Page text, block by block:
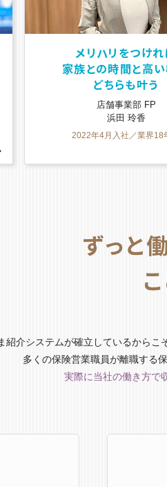
人生を変えたいな
思い切って
飛び込んできて欲
西日本統括部 支社長
福原 勇樹
2014年1月入社／業界20
ずっと
紹介システムが確立しているからこ
多くの保険営業職員が離職する
実際に当社の働き方で